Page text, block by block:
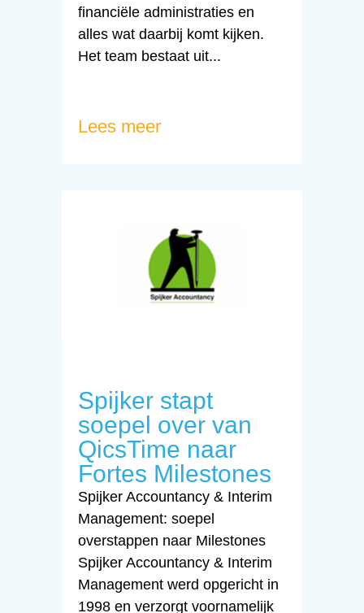
financiële administraties en
alles wat daarbij komt kijken.
Het team bestaat uit...
Lees meer
Spijker stapt
soepel over van
QicsTime naar
Fortes Milestones
Spijker Accountancy & Interim
Management: soepel
overstappen naar Milestones
Spijker Accountancy & Interim
Management werd opgericht in
1998 en verzorgt voornamelijk